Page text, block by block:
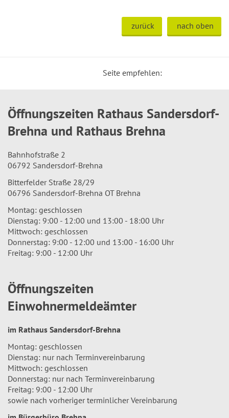
zurück nach oben
Seite empfehlen:
Öffnungszeiten Rathaus Sandersdorf-
Brehna und Rathaus Brehna
Bahnhofstraße 2
06792 Sandersdorf-Brehna
Bitterfelder Straße 28/29
06796 Sandersdorf-Brehna OT Brehna
Montag: geschlossen
Dienstag: 9:00 - 12:00 und 13:00 - 18:00 Uhr
Mittwoch: geschlossen
Donnerstag: 9:00 - 12:00 und 13:00 - 16:00 Uhr
Freitag: 9:00 - 12:00 Uhr
Öffnungszeiten
Einwohnermeldeämter
im Rathaus Sandersdorf-Brehna
Montag: geschlossen
Dienstag: nur nach Terminvereinbarung
Mittwoch: geschlossen
Donnerstag: nur nach Terminvereinbarung
Freitag: 9:00 - 12:00 Uhr
sowie nach vorheriger terminlicher Vereinbarung